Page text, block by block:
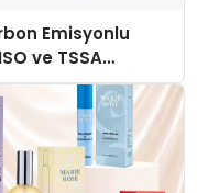
Emisyonlu
ve TSSA